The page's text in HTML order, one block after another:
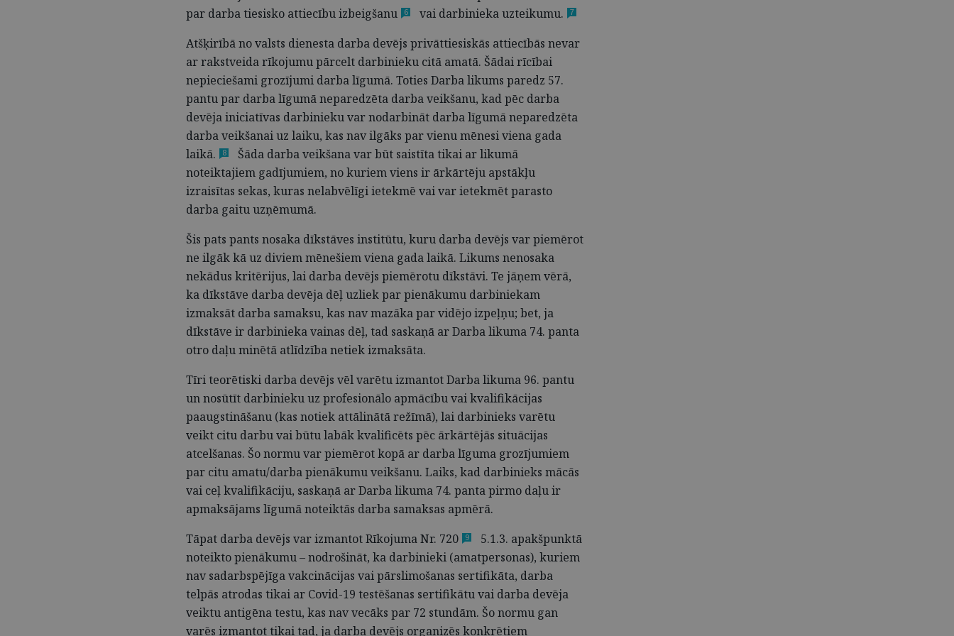
par darba tiesisko attiecībuizbeigšanu 6 vai darbiniekauzteikumu. 7
Atšķirībā no valsts dienesta darba devējs privāttiesiskās attiecībās nevar
ar rakstveida rīkojumu pārcelt darbinieku citā amatā. Šādai rīcībai
nepieciešami grozījumi darba līgumā. Toties Darba likums paredz 57.
pantu par darba līgumā neparedzēta darba veikšanu, kad pēc darba
devēja iniciatīvas darbinieku var nodarbināt darba līgumā neparedzēta
darba veikšanai uz laiku, kas nav ilgāks par vienu mēnesi viena gada
laikā.
8
Šāda darba veikšana var būt saistīta tikai ar likumā
noteiktajiem gadījumiem, no kuriem viens ir ārkārtēju apstākļu
izraisītas sekas, kuras nelabvēlīgi ietekmē vai var ietekmēt parasto
darba gaitu uzņēmumā.
Šis pats pants nosaka dīkstāves institūtu, kuru darba devējs var piemērot
ne ilgāk kā uz diviem mēnešiem viena gada laikā. Likums nenosaka
nekādus kritērijus, lai darba devējs piemērotu dīkstāvi. Te jāņem vērā,
ka dīkstāve darba devēja dēļ uzliek par pienākumu darbiniekam
izmaksāt darba samaksu, kas nav mazāka par vidējo izpeļņu; bet, ja
dīkstāve ir darbinieka vainas dēļ, tad saskaņā ar Darba likuma 74. panta
otro daļu minētā atlīdzība netiek izmaksāta.
Tīri teorētiski darba devējs vēl varētu izmantot Darba likuma 96. pantu
un nosūtīt darbinieku uz profesionālo apmācību vai kvalifikācijas
paaugstināšanu (kas notiek attālinātā režīmā), lai darbinieks varētu
veikt citu darbu vai būtu labāk kvalificēts pēc ārkārtējās situācijas
atcelšanas. Šo normu var piemērot kopā ar darba līguma grozījumiem
par citu amatu/darba pienākumu veikšanu. Laiks, kad darbinieks mācās
vai ceļ kvalifikāciju, saskaņā ar Darba likuma 74. panta pirmo daļu ir
apmaksājams līgumā noteiktās darba samaksas apmērā.
Tāpat darba devējs var izmantot RīkojumaNr. 720 9
5.1.3. apakšpunktā
noteikto pienākumu – nodrošināt, ka darbinieki (amatpersonas), kuriem
nav sadarbspējīga vakcinācijas vai pārslimošanas sertifikāta, darba
telpās atrodas tikai ar Covid-19 testēšanas sertifikātu vai darba devēja
veiktu antigēna testu, kas nav vecāks par 72 stundām. Šo normu gan
varēs izmantot tikai tad, ja darba devējs organizēs konkrētiem